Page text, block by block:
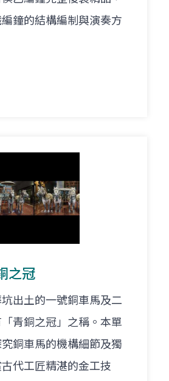
鐘的結構編制與演奏方
之冠
出土的一號銅車馬及二
青銅之冠」之稱。本單
銅車馬的機構細節及獨
代工匠精湛的金工技